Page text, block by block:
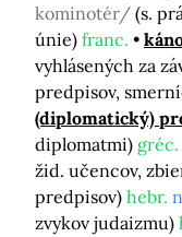
kominotér/ (s.
únie) franc.
vyhlásených za
predpisov,
(diplomatický)
diplomatmi) gréc.
žid. učencov,
predpisov) hebr.
zvykov judaizmu)